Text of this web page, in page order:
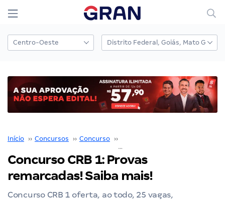
Início ›› Concursos ›› Concurso ››
Concurso CRB 1: Provas
remarcadas! Saiba mais!
Concurso CRB 1 oferta, ao todo, 25 vagas,